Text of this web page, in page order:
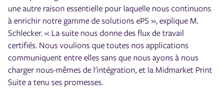
une autre raison essentielle pour laquelle nous continuons
à enrichir notre gamme de solutions ePS », explique M.
Schlecker. « La suite nous donne des flux de travail
certifiés. Nous voulions que toutes nos applications
communiquent entre elles sans que nous ayons à nous
charger nous-mêmes de l'intégration, et la Midmarket Print
Suite a tenu ses promesses.